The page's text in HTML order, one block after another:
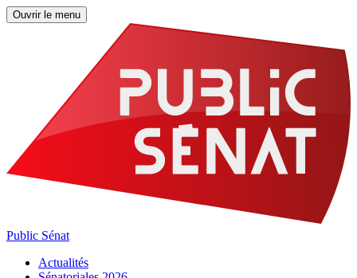
Ouvrir le menu
Public Sénat
Actualités